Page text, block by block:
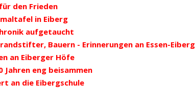
den Frieden
in Eiberg
aufgetaucht
Bauern - Erinnerungen an Essen-Eiberg
an Eiberger Höfe
Jahren eng beisammen
an die Eibergschule